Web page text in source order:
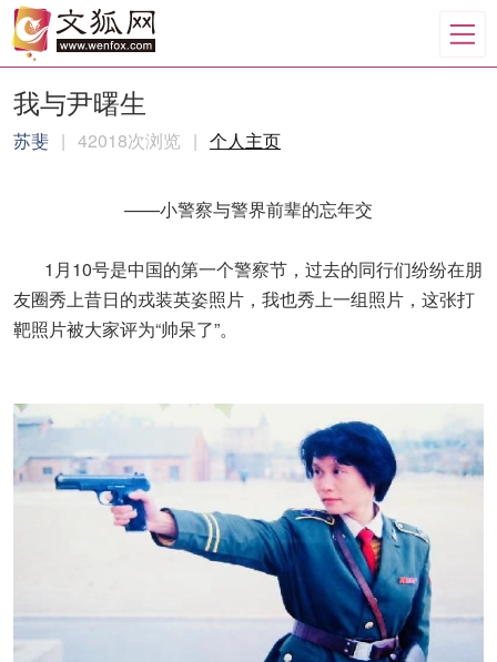
我与尹曙生
苏斐 | 42018次浏览 | 个人主页
——小警察与警界前辈的忘年交
1月10号是中国的第一个警察节，过去的同行们纷纷在朋
友圈秀上昔日的戎装英姿照片，我也秀上一组照片，这张打
靶照片被大家评为“帅呆了”。